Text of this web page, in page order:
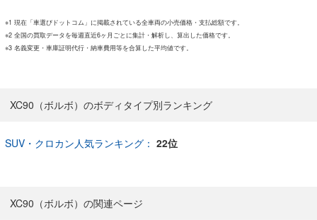
※1 現在「車選びドットコム」に掲載されている全車両の小売価格・支払総額です。
※2 全国の買取データを毎週直近6ヶ月ごとに集計・解析し、算出した価格です。
※3 名義変更・車庫証明代行・納車費用等を合算した平均値です。
XC90（ボルボ）のボディタイプ別ランキング
SUV・クロカン人気ランキング： 22位
XC90（ボルボ）の関連ページ